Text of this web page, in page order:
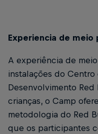
Experiencia de meio
A experiência de
instalações do Centro
Desenvolvimento
crianças, o Camp
metodologia do Red
que os participantes